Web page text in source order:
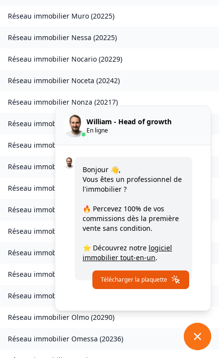
Réseau immobilier Muro (20225)
Réseau immobilier Nessa (20225)
Réseau immobilier Nocario (20229)
Réseau immobilier Noceta (20242)
Réseau immobilier Nonza (20217)
Réseau immobilierNovale(20234 )
Réseau immobilierNovella(20226)
Réseau immobilierOcchiatana (20226
Réseau immobilier Ogliastro(20217)
Réseau immobilier Olcani (20217)
Réseau immobilier Oletta(20232)
Réseau immobilier Olmeta-di-Capocorso(20217)
Réseau immobilier Olmeta-di-Tuda
Réseau immobilier
Réseau immobilier Olmo (20290)
Réseau immobilier Omessa (20236)
William - Head of growth
En ligne
Bonjour 👋,
Vous êtes un professionnel de
l'immobilier ?
🔥 Percevez 100% de vos
commissions dès la première
vente sans condition.
⭐ Découvrez notre logiciel
immobilier tout-en-un.
Télécharger la plaquette